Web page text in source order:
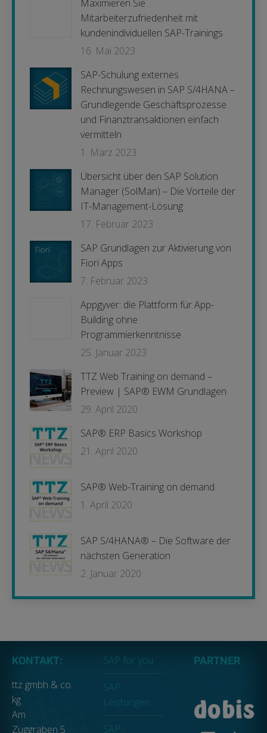
Maximieren Sie
Mitarbeiterzufriedenheit mit
kundenindividuellen SAP-Trainings
16. Mai 2023
SAP-Schulung externes
Rechnungswesen in SAP S/4HANA –
Grundlegende Geschäftsprozesse
und Finanztransaktionen einfach
vermitteln
1. März 2023
Übersicht über den SAP Solution
Manager (SolMan) – Die Vorteile der
IT-Management-Lösung
17. Februar 2023
SAP Grundlagen zur Aktivierung von
Fiori Apps
7. Februar 2023
Appgyver: die Plattform für App-
Building ohne
Programmierkenntnisse
25. Januar 2023
TTZ Web Training on demand –
Preview | SAP® EWM Grundlagen
29. April 2020
SAP® ERP Basics Workshop
21. April 2020
SAP® Web-Training on demand
1. April 2020
SAP S/4HANA® – Die Software der
nächsten Generation
2. Januar 2020
KONTAKT:
ttz gmbh & co.
kg
Am
Zuggraben 5
SAP for you
SAP
Leistungen
SAP
PARTNER